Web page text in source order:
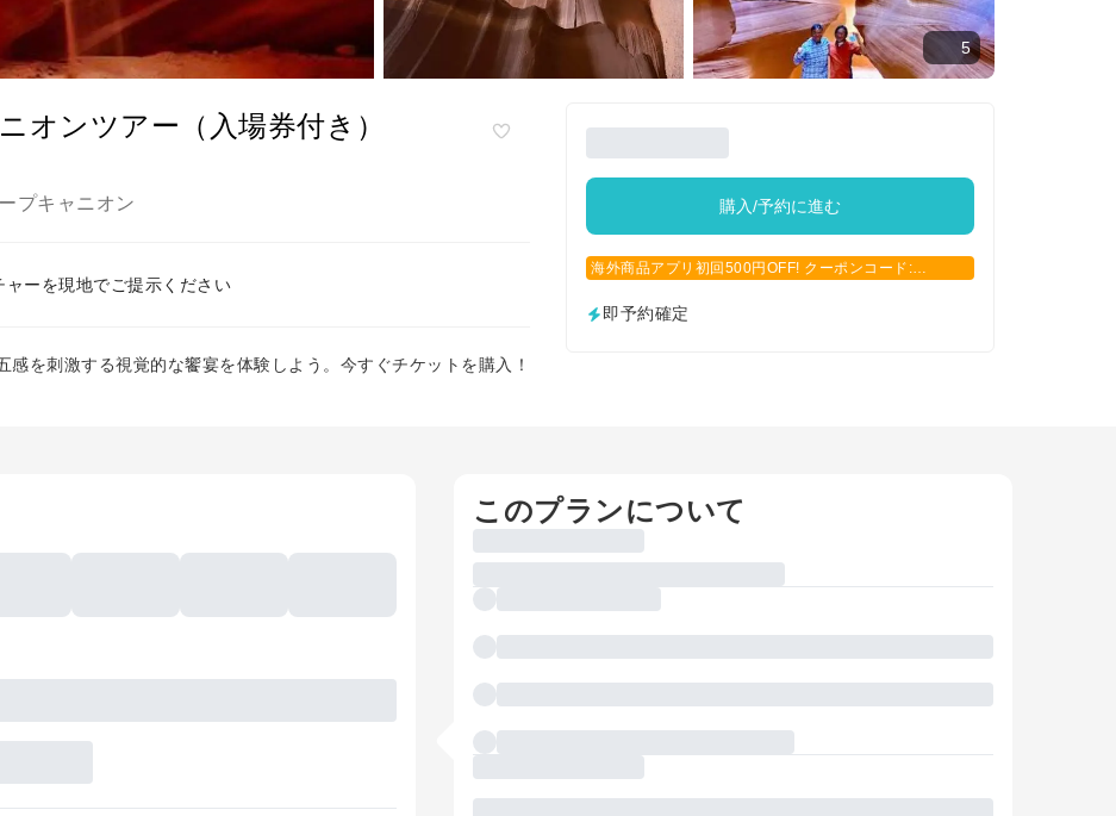
5
オンツアー（入場券付き）
プキャニオン
ャーを現地でご提示ください
を刺激する視覚的な饗宴を体験しよう。今すぐチケットを購入！
購入/予約に進む
海外商品アプリ初回500円OFF! クーポンコード:
即予約確定
このプランについて